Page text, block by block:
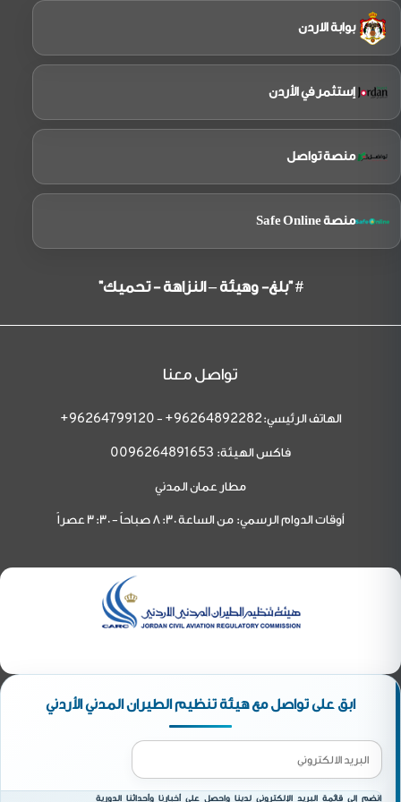
المتابعة المستمرة
هيئة تنظيم الطيران المدني ان هذا القرار التاريخي يبعث
برسالة لا لبس فيها "إن سلامة الطيران المدني الدولي
ولن يتردد مجلس منظمة الطيران المدني الدولي في
العالمي من أي تهديدات عسكرية متهورة".
بوابة الاردن
إستثمر في الأردن
منصة تواصل
منصة Safe Online
# "بلغ- وهيئة – النزاهة - تحميك"
تواصل معنا
الهاتف الرئيسي: 96264892282+
-
96264799120+
فاكس الهيئة: 0096264891653
مطار عمان المدني
أوقات الدوام الرسمي: من الساعة 8:30 صباحاً - 3:30 عصراً
ابق على تواصل مع هيئة تنظيم الطيران المدني الأردني
انضم إلى قائمة البريد الإلكتروني لدينا واحصل على أخبارنا وأحداثنا الدورية